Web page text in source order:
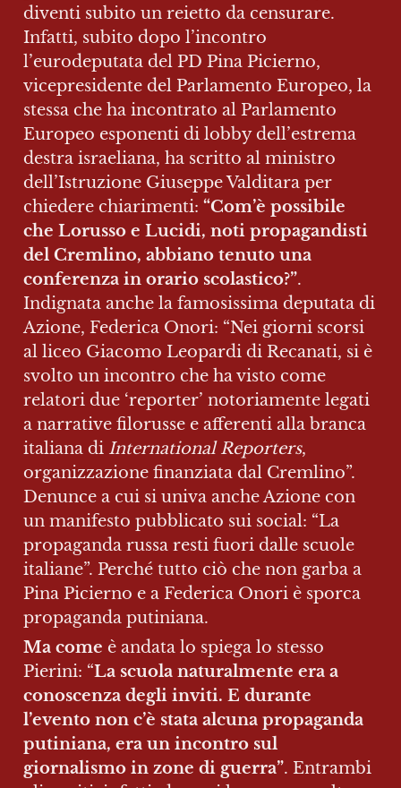
diventi subito un reietto da censurare.
Infatti, subito dopo l’incontro
l’eurodeputata del PD Pina Picierno,
vicepresidente del Parlamento Europeo, la
stessa che ha incontrato al Parlamento
Europeo esponenti di lobby dell’estrema
destra israeliana, ha scritto al ministro
dell’Istruzione Giuseppe Valditara per
chiedere chiarimenti: “Com’è possibile
che Lorusso e Lucidi, noti propagandisti
del Cremlino, abbiano tenuto una
conferenza in orario scolastico?”.
Indignata anche la famosissima deputata di
Azione, Federica Onori: “Nei giorni scorsi
al liceo Giacomo Leopardi di Recanati, si è
svolto un incontro che ha visto come
relatori due ‘reporter’ notoriamente legati
a narrative filorusse e afferenti alla branca
italiana di International Reporters,
organizzazione finanziata dal Cremlino”.
Denunce a cui si univa anche Azione con
un manifesto pubblicato sui social: “La
propaganda russa resti fuori dalle scuole
italiane”. Perché tutto ciò che non garba a
Pina Picierno e a Federica Onori è sporca
propaganda putiniana.
Ma come è andata lo spiega lo stesso
Pierini: “La scuola naturalmente era a
conoscenza degli inviti. E durante
l’evento non c’è stata alcuna propaganda
putiniana, era un incontro sul
giornalismo in zone di guerra”. Entrambi